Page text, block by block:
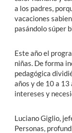
a los padres,
vacaciones
pasándolo súper
Este año el
niñas. De forma
pedagógica
años y de 10 a
intereses y
Luciano Giglio,
Personas,